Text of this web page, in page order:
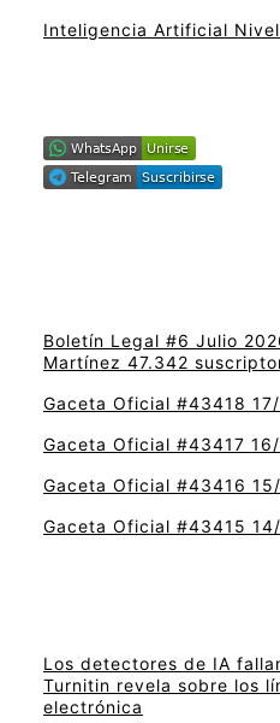
Inteligencia Artificial
Boletín Legal #6 Julio
Martínez 47.342
Gaceta Oficial #43418
Gaceta Oficial #43417
Gaceta Oficial #43416
Gaceta Oficial #43415
Los detectores de IA
Turnitin revela sobre los
electrónica